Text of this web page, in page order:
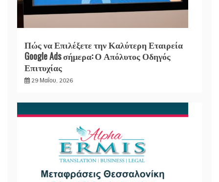
Πώς να Επιλέξετε την Καλύτερη Εταιρεία
Google Ads σήμερα: Ο Απόλυτος Οδηγός
Επιτυχίας
29 Μαΐου, 2026